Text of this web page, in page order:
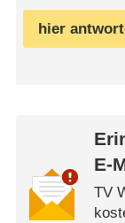
hier
E-
TV